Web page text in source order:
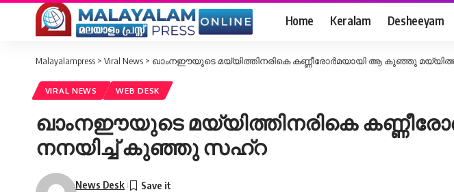
Home Keralam Desheeyam
Malayalampress > Viral News > ഖാംനഈയുടെ മയ്യിത്തിനരികെ കണ്ണീരോർമയായി ആ കുഞ്ഞു
VIRAL NEWS WEB DESK
ഖാംനഈയുടെ മയ്യിത്തിനരികെ
നനയിച്ച് കുഞ്ഞു സഹ്റ
News Desk